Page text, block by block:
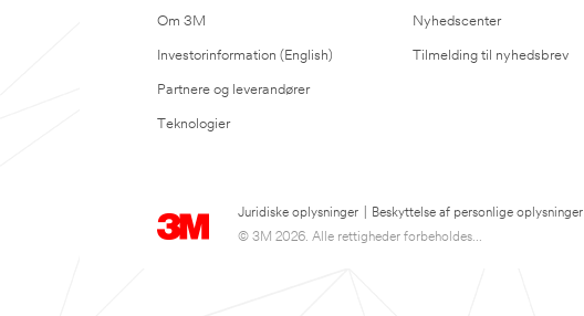
Om 3M
Investorinformation (English)
Partnere og leverandører
Teknologier
Nyhedscenter
Tilmelding til nyhedsbrev
Juridiske oplysninger Beskyttelse af personlige oplysninger
© 3M 2026. Alle rettigheder forbeholdes...